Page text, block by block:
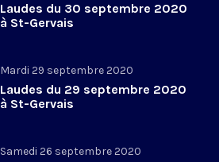
Laudes du 30 septembre 2020
à St-Gervais
Mardi 29 septembre 2020
Laudes du 29 septembre 2020
à St-Gervais
Samedi 26 septembre 2020